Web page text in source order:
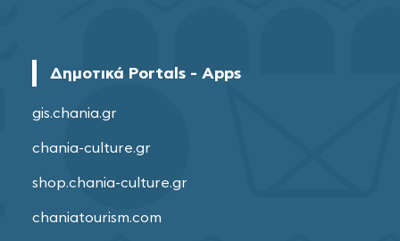
Δημοτικά Portals - Apps
gis.chania.gr
chania-culture.gr
shop.chania-culture.gr
chaniatourism.com